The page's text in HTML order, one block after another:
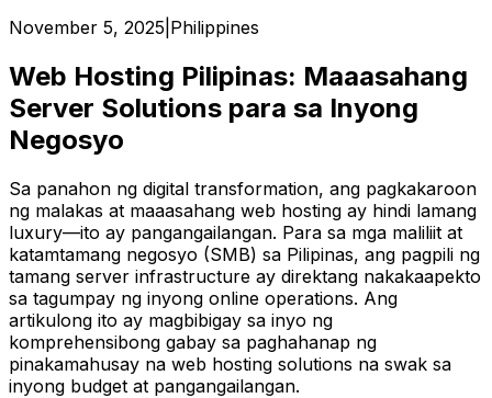
November 5, 2025 Philippines
Web Hosting Pilipinas: Maaasahang
Server Solutions para sa Inyong
Negosyo
Sa panahon ng digital transformation, ang pagkakaroon
ng malakas at maaasahang web hosting ay hindi lamang
luxury—ito ay pangangailangan. Para sa mga maliliit at
katamtamang negosyo (SMB) sa Pilipinas, ang pagpili ng
tamang server infrastructure ay direktang nakakaapekto
sa tagumpay ng inyong online operations. Ang
artikulong ito ay magbibigay sa inyo ng
komprehensibong gabay sa paghahanap ng
pinakamahusay na web hosting solutions na swak sa
inyong budget at pangangailangan.